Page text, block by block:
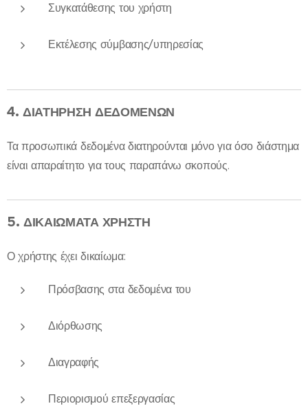
Συγκατάθεσης του χρήστη
Εκτέλεσης σύμβασης/υπηρεσίας
4.ΔΙΑΤΗΡΗΣΗ ΔΕΔΟΜΕΝΩΝ
Τα προσωπικά δεδομένα διατηρούνται μόνο για όσο διάστημα
είναι απαραίτητο για τους παραπάνω σκοπούς.
5.ΔΙΚΑΙΩΜΑΤΑ ΧΡΗΣΤΗ
Ο χρήστης έχει δικαίωμα:
Πρόσβασης στα δεδομένα του
Διόρθωσης
Διαγραφής
Περιορισμού επεξεργασίας